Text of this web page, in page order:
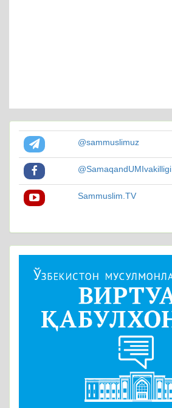
@sammuslimuz
@SamaqandUMIvakilligi
Sammuslim.TV